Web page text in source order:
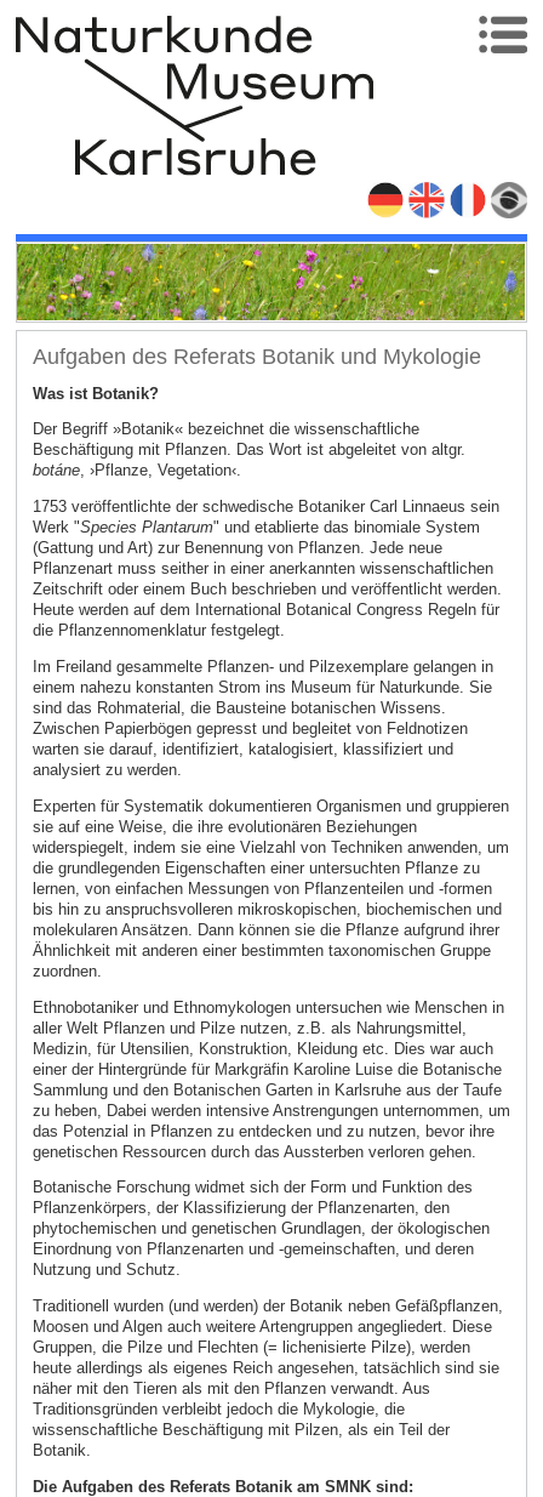
Aufgaben des Referats Botanik und Mykologie
Was ist Botanik?
Der Begriff »Botanik« bezeichnet die wissenschaftliche
Beschäftigung mit Pflanzen. Das Wort ist abgeleitet von altgr.
botáne, ›Pflanze, Vegetation‹.
1753 veröffentlichte der schwedische Botaniker Carl Linnaeus sein
Werk "Species Plantarum" und etablierte das binomiale System
(Gattung und Art) zur Benennung von Pflanzen. Jede neue
Pflanzenart muss seither in einer anerkannten wissenschaftlichen
Zeitschrift oder einem Buch beschrieben und veröffentlicht werden.
Heute werden auf dem International Botanical Congress Regeln für
die Pflanzennomenklatur festgelegt.
Im Freiland gesammelte Pflanzen- und Pilzexemplare gelangen in
einem nahezu konstanten Strom ins Museum für Naturkunde. Sie
sind das Rohmaterial, die Bausteine botanischen Wissens.
Zwischen Papierbögen gepresst und begleitet von Feldnotizen
warten sie darauf, identifiziert, katalogisiert, klassifiziert und
analysiert zu werden.
Experten für Systematik dokumentieren Organismen und gruppieren
sie auf eine Weise, die ihre evolutionären Beziehungen
widerspiegelt, indem sie eine Vielzahl von Techniken anwenden, um
die grundlegenden Eigenschaften einer untersuchten Pflanze zu
lernen, von einfachen Messungen von Pflanzenteilen und -formen
bis hin zu anspruchsvolleren mikroskopischen, biochemischen und
molekularen Ansätzen. Dann können sie die Pflanze aufgrund ihrer
Ähnlichkeit mit anderen einer bestimmten taxonomischen Gruppe
zuordnen.
Ethnobotaniker und Ethnomykologen untersuchen wie Menschen in
aller Welt Pflanzen und Pilze nutzen, z.B. als Nahrungsmittel,
Medizin, für Utensilien, Konstruktion, Kleidung etc. Dies war auch
einer der Hintergründe für Markgräfin Karoline Luise die Botanische
Sammlung und den Botanischen Garten in Karlsruhe aus der Taufe
zu heben, Dabei werden intensive Anstrengungen unternommen, um
das Potenzial in Pflanzen zu entdecken und zu nutzen, bevor ihre
genetischen Ressourcen durch das Aussterben verloren gehen.
Botanische Forschung widmet sich der Form und Funktion des
Pflanzenkörpers, der Klassifizierung der Pflanzenarten, den
phytochemischen und genetischen Grundlagen, der ökologischen
Einordnung von Pflanzenarten und -gemeinschaften, und deren
Nutzung und Schutz.
Traditionell wurden (und werden) der Botanik neben Gefäßpflanzen,
Moosen und Algen auch weitere Artengruppen angegliedert. Diese
Gruppen, die Pilze und Flechten (= lichenisierte Pilze), werden
heute allerdings als eigenes Reich angesehen, tatsächlich sind sie
näher mit den Tieren als mit den Pflanzen verwandt. Aus
Traditionsgründen verbleibt jedoch die Mykologie, die
wissenschaftliche Beschäftigung mit Pilzen, als ein Teil der
Botanik.
Die Aufgaben des Referats Botanik am SMNK sind: